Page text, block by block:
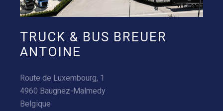
TRUCK & BUS BREUER
ANTOINE
Route de Luxembourg, 1
4960 Baugnez-Malmedy
Belgique